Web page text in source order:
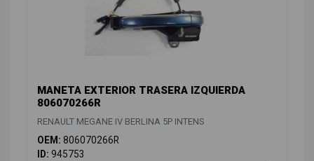
MANETA EXTERIOR TRASERA IZQUIERDA
806070266R
RENAULT MEGANE IV BERLINA 5P INTENS
OEM: 806070266R
ID: 945753